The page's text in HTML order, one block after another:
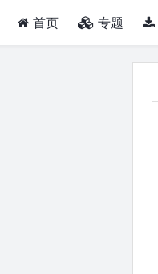
首页(current)专题